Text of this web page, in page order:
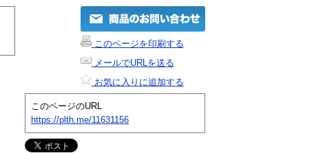
このページを印刷する
メールでURLを送る
お気に入りに追加する
このページのURL
https://plth.me/11631156